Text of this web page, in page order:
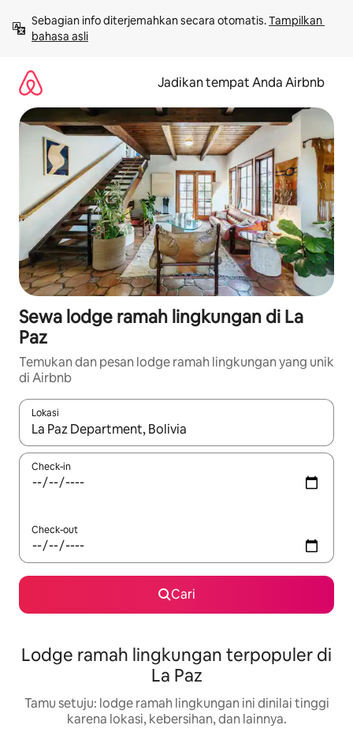
langsung
lihat
Sebagian info diterjemahkan secara otomatis. Tampilkan
bahasa asli
Jadikan tempat Anda Airbnb
Sewa lodge ramah lingkungan di La
Paz
Temukan dan pesan lodge ramah lingkungan yang unik
di Airbnb
Lokasi
Jika hasil yang dicari tersedia, telusuri dengan tombol panah
Check-in
Check-out
Cari
Lodge ramah lingkungan terpopuler di
La Paz
Tamu setuju: lodge ramah lingkungan ini dinilai tinggi
karena lokasi, kebersihan, dan lainnya.